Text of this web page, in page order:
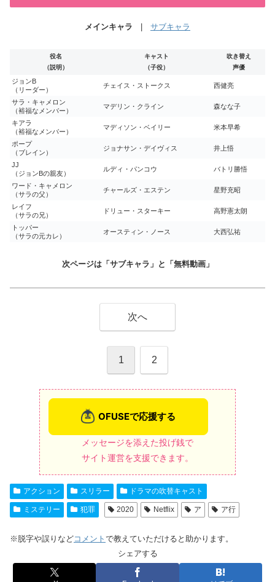
メインキャラ サブキャラ
役名
（説明）
キャスト
（子役）
吹き替え
声優
ジョンB
（リーダー）
チェイス・ストークス 西健亮
サラ・キャメロン
（裕福なメンバー）
マデリン・クライン 森なな子
キアラ
（裕福なメンバー）
マディソン・ベイリー 米本早希
ポープ
（ブレイン）
ジョナサン・デイヴィス 井上悟
JJ
（ジョンBの親友）
ルディ・パンコウ バトリ勝悟
ワード・キャメロン
（サラの父）
チャールズ・エステン 星野充昭
レイフ
（サラの兄）
ドリュー・スターキー 高野憲太朗
トッパー
（サラの元カレ）
オースティン・ノース 大西弘祐
次ページは「サブキャラ」と「無料動画」
次へ
1 2
メッセージを添えた投げ銭で
サイト運営を支援できます。
アクション スリラー ドラマの吹替キャスト
ミステリー 犯罪 2020 Netflix ア ア行
※脱字や誤りなどコメント で教えていただけると助かります。
シェアする